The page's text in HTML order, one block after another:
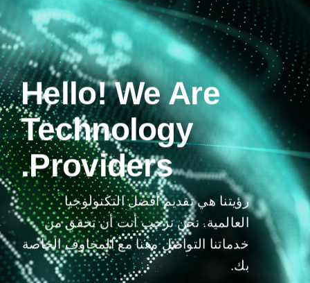
Hello! We Are
Technology
Providers.
رؤيتنا هي تقديم أفضل التكنولوجيا
العالمية. نحن نرحب أنت أن تحقق من
خدماتنا التواصل معنا مع المخاوف الخاصة
بك.